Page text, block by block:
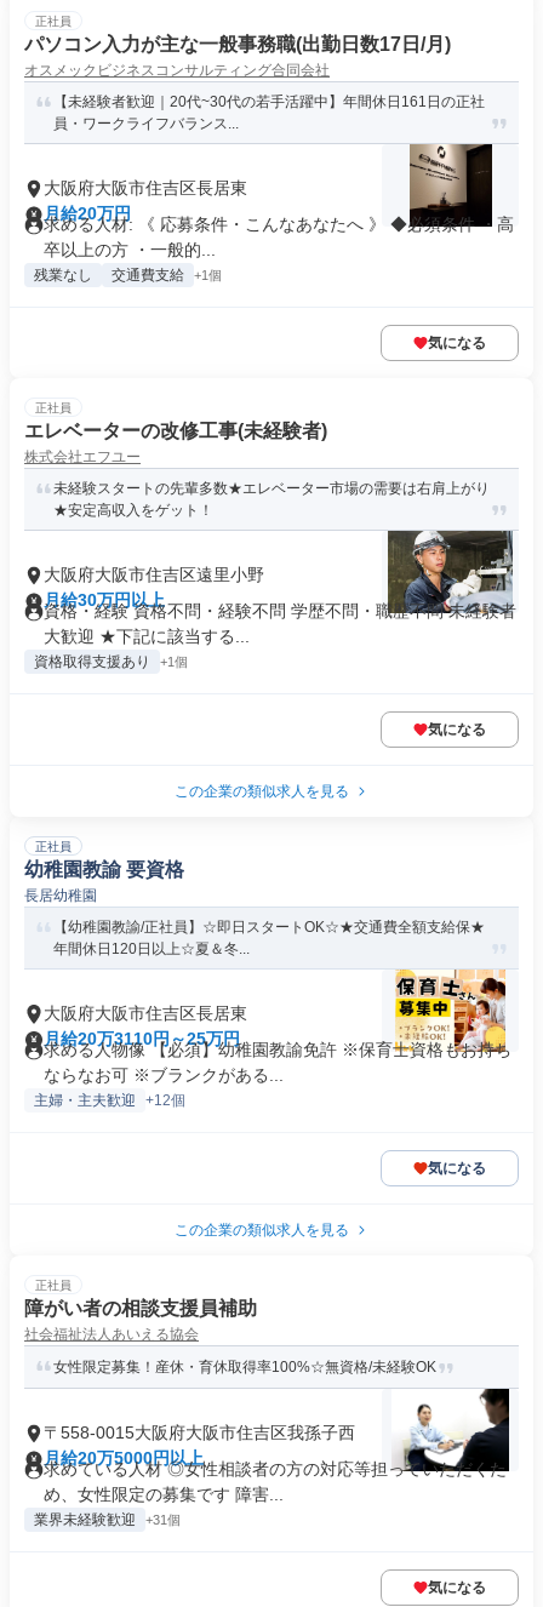
正社員
パソコン入力が主な一般事務職(出勤日数17日/月)
オスメックビジネスコンサルティング合同会社
【未経験者歓迎｜20代~30代の若手活躍中】年間休日161日の正社
員・ワークライフバランス...
大阪府大阪市住吉区長居東
月給20万円
求める人材: 《 応募条件・こんなあなたへ 》 ◆必須条件 ・高
卒以上の方 ・一般的...
残業なし 交通費支給 +1個
気になる
正社員
エレベーターの改修工事(未経験者)
株式会社エフユー
未経験スタートの先輩多数★エレベーター市場の需要は右肩上がり
★安定高収入をゲット！
大阪府大阪市住吉区遠里小野
月給30万円以上
資格・経験 資格不問・経験不問 学歴不問・職歴不問 未経験者
大歓迎 ★下記に該当する...
資格取得支援あり +1個
気になる
この企業の類似求人を見る
正社員
幼稚園教諭 要資格
長居幼稚園
【幼稚園教諭/正社員】☆即日スタートOK☆★交通費全額支給保★
年間休日120日以上☆夏＆冬...
大阪府大阪市住吉区長居東
月給20万3110円～25万円
求める人物像 【必須】幼稚園教諭免許 ※保育士資格もお持ち
ならなお可 ※ブランクがある...
主婦・主夫歓迎 +12個
気になる
この企業の類似求人を見る
正社員
障がい者の相談⽀援員補助
社会福祉法人あいえる協会
女性限定募集！産休・育休取得率100%☆無資格/未経験OK
〒558-0015大阪府大阪市住吉区我孫子西
月給20万5000円以上
求めている人材 ◎女性相談者の方の対応等担っていただくた
め、女性限定の募集です 障害...
業界未経験歓迎 +31個
気になる